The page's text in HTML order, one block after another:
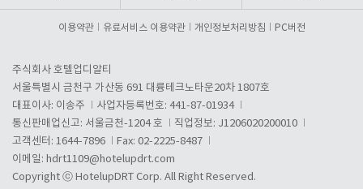
이용약관 유료서비스 이용약관 개인정보처리방침 PC버전
주식회사 호텔업디알티
서울특별시 금천구 가산동 691 대륭테크노타운20차 1807호
대표이사: 이송주
사업자등록번호: 441-87-01934
통신판매업신고: 서울금천-1204 호
직업정보: J1206020200010
고객센터: 1644-7896
Fax: 02-2225-8487
이메일: hdrt1109@hotelupdrt.com
Copyright ⓒ HotelupDRT Corp. All Right Reserved.